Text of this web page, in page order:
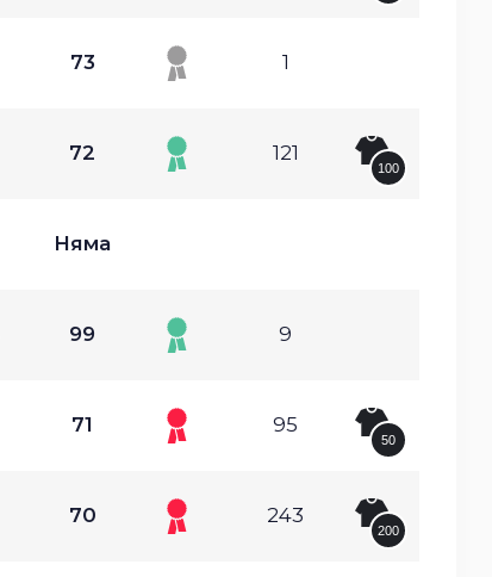
73 1
72 121
100
Няма
99 9
71 95
50
70 243
200